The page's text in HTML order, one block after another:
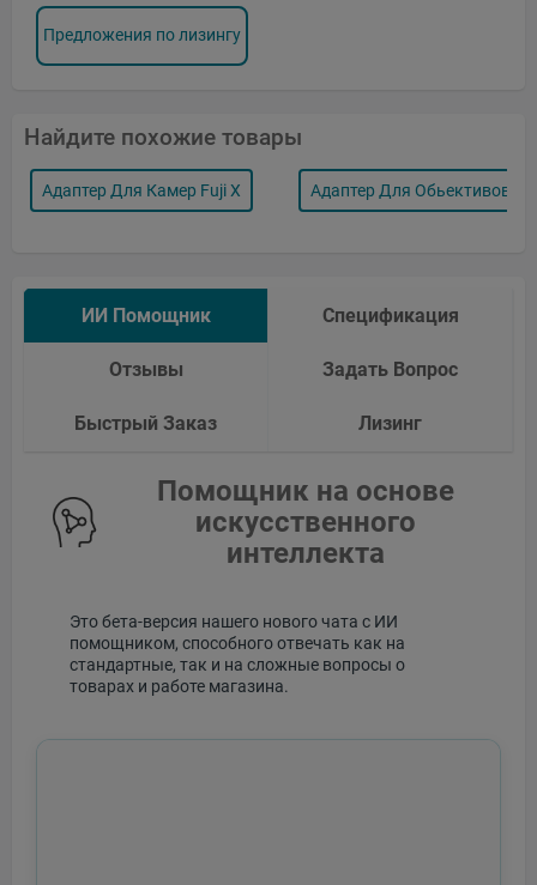
Предложения по лизингу
Найдите похожие товары
Адаптер Для Камер Fuji X Адаптер Для Обьективов Pl
ИИ Помощник Спецификация
Отзывы Задать Вопрос
Быстрый Заказ Лизинг
Помощник на основе
искусственного
интеллекта
Это бета-версия нашего нового чата с ИИ
помощником, способного отвечать как на
стандартные, так и на сложные вопросы о
товарах и работе магазина.